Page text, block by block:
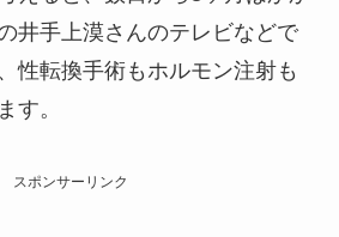
井手上漠さんのテレビなどで
性転換手術もホルモン注射も
す。
スポンサーリンク